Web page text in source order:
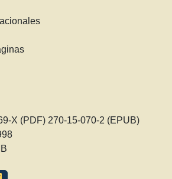
X (PDF) 270-15-070-2 (EPUB)